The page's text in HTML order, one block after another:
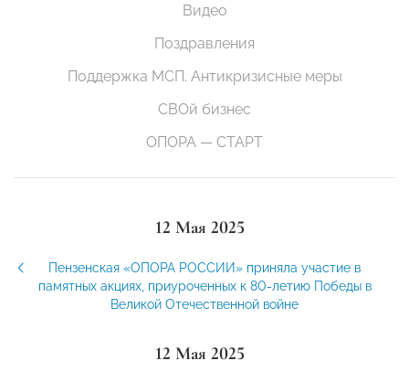
Видео
Поздравления
Поддержка МСП. Антикризисные меры
СВОй бизнес
ОПОРА — СТАРТ
12 Мая 2025
Пензенская «ОПОРА РОССИИ» приняла участие в
памятных акциях, приуроченных к 80-летию Победы в
Великой Отечественной войне
12 Мая 2025